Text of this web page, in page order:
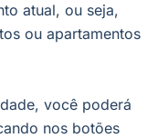
atual, ou seja,
ou apartamentos
você poderá
nos botões